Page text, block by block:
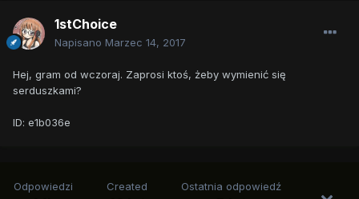
1stChoice
Napisano Marzec 14, 2017
Hej, gram od wczoraj. Zaprosi ktoś, żeby wymienić się
serduszkami?
ID: e1b036e
Odpowiedzi Created Ostatnia odpowiedź